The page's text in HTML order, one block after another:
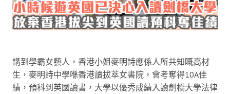
講到學霸女藝人，香港小姐麥明詩應係人所共知嘅高材
生，麥明詩中學喺香港讀拔萃女書院，會考奪得10A佳
績，預科到英國讀書，大學以優秀成績入讀劍橋大學法律